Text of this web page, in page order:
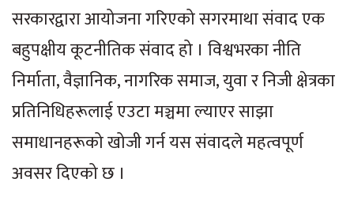
सरकारद्वारा आयोजना गरिएको सगरमाथा संवाद एक
बहुपक्षीय कूटनीतिक संवाद हो । विश्वभरका नीति
निर्माता, वैज्ञानिक, नागरिक समाज, युवा र निजी क्षेत्रका
प्रतिनिधिहरूलाई एउटा मञ्चमा ल्याएर साझा
समाधानहरूको खोजी गर्न यस संवादले महत्वपूर्ण
अवसर दिएको छ ।